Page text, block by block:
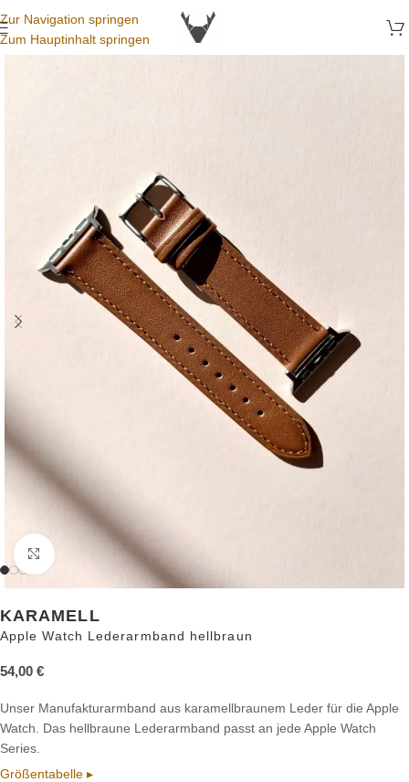
Zur Navigation springen
Zum Hauptinhalt springen
Zum Vergrößern anklicken
KARAMELL
Apple Watch Lederarmband hellbraun
54,00 €
Unser Manufakturarmband aus karamellbraunem Leder für die Apple
Watch. Das hellbraune Lederarmband passt an jede Apple Watch
Series.
Größentabelle ▸